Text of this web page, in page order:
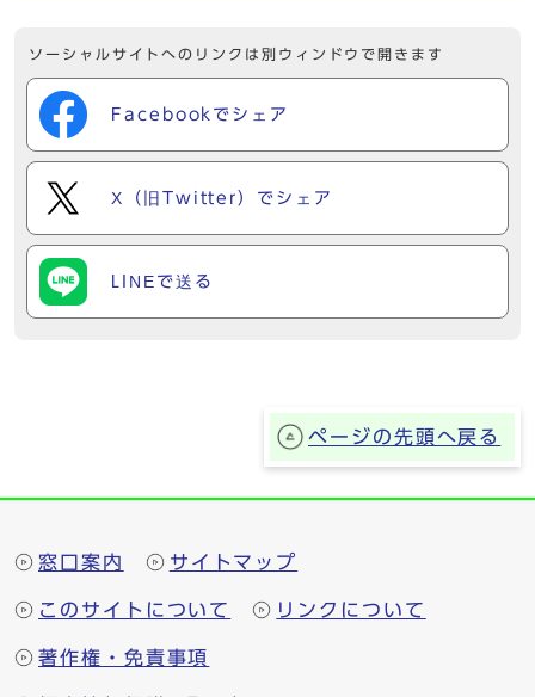
ソーシャルサイトへのリンクは別ウィンドウで開きます
Facebookでシェア
X（旧Twitter）でシェア
LINEで送る
ページの先頭へ戻る
窓口案内 サイトマップ
このサイトについて リンクについて
著作権・免責事項